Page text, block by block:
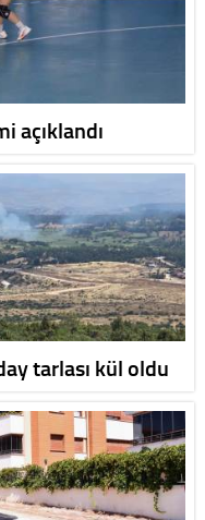
açıklandı
tarlası kül oldu